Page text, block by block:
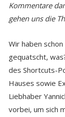
Kommentare
gehen uns die
Wir haben
gequatscht,
des Shortcuts-
Hauses sowie
Liebhaber
vorbei, um sich